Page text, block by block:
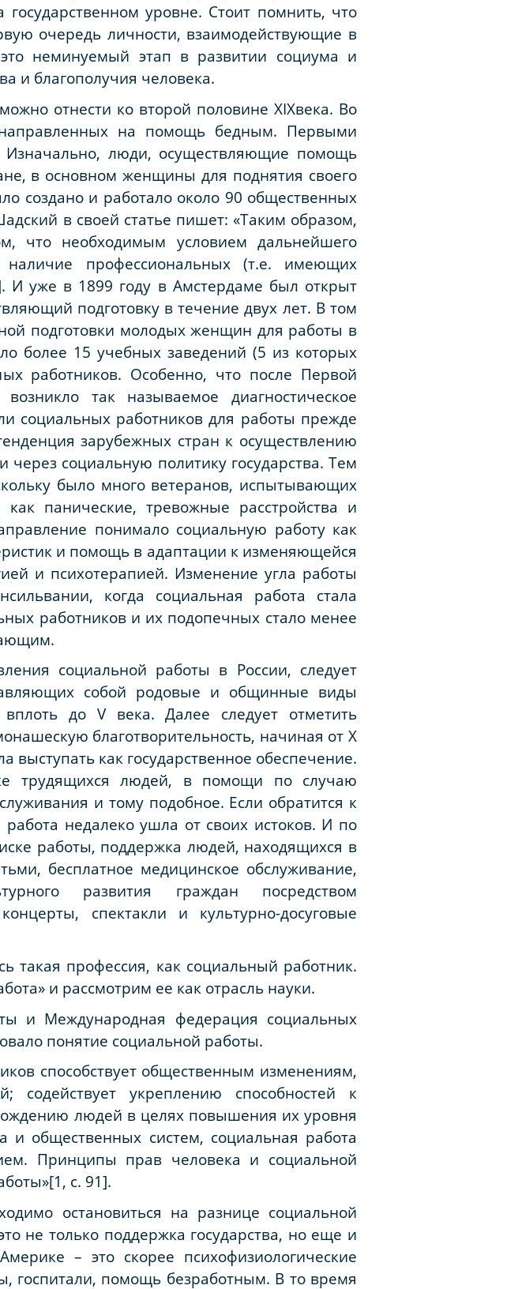
уровне. Стоит помнить, что
очередь личности, взаимодействующие в
неминуемый этап в развитии социума и
и благополучия человека.
отнести ко второй половине XIXвека. Во
на помощь бедным. Первыми
Изначально, люди, осуществляющие помощь
в основном женщины для поднятия своего
создано и работало около 90 общественных
в своей статье пишет: «Таким образом,
что необходимым условием дальнейшего
профессиональных (т.е. имеющих
И уже в 1899 году в Амстердаме был открыт
подготовку в течение двух лет. В том
подготовки молодых женщин для работы в
более 15 учебных заведений (5 из которых
работников. Особенно, что после Первой
так называемое диагностическое
социальных работников для работы прежде
зарубежных стран к осуществлению
социальную политику государства. Тем
было много ветеранов, испытывающих
панические, тревожные расстройства и
понимало социальную работу как
и помощь в адаптации к изменяющейся
и психотерапией. Изменение угла работы
когда социальная работа стала
работников и их подопечных стало менее
социальной работы в России, следует
собой родовые и общинные виды
вплоть до Vвека. Далее следует отметить
благотворительность, начиная от Х
выступать как государственное обеспечение.
трудящихся людей, в помощи по случаю
и тому подобное. Если обратится к
недалеко ушла от своих истоков. И по
работы, поддержка людей, находящихся в
бесплатное медицинское обслуживание,
развития граждан посредством
спектакли и культурно-досуговые
такая профессия, как социальный работник.
и рассмотрим ее как отрасль науки.
и Международная федерация социальных
понятие социальной работы.
способствует общественным изменениям,
содействует укреплению способностей к
людей в целях повышения их уровня
и общественных систем, социальная работа
Принципы прав человека и социальной
с. 91].
остановиться на разнице социальной
не только поддержка государства, но еще и
– это скорее психофизиологические
госпитали, помощь безработным. В то время